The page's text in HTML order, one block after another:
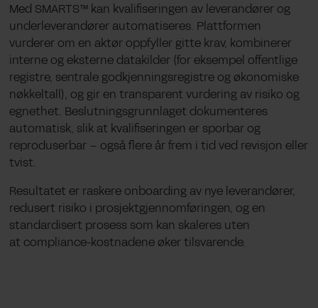
Med SMARTS™ kan kvalifiseringen av leverandører og
underleverandører automatiseres. Plattformen
vurderer om en aktør oppfyller gitte krav, kombinerer
interne og eksterne datakilder (for eksempel offentlige
registre, sentrale godkjenningsregistre og økonomiske
nøkkeltall), og gir en transparent vurdering av risiko og
egnethet. Beslutningsgrunnlaget dokumenteres
automatisk, slik at kvalifiseringen er sporbar og
reproduserbar – også flere år frem i tid ved revisjon eller
tvist.
Resultatet er raskere onboarding av nye leverandører,
redusert risiko i prosjektgjennomføringen, og en
standardisert prosess som kan skaleres uten
at compliance-kostnadene øker tilsvarende.